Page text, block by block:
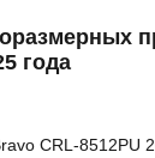
года
CRL-8512PU